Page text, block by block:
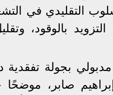
التقليدي في
بالوقود،
بجولة
صابر،